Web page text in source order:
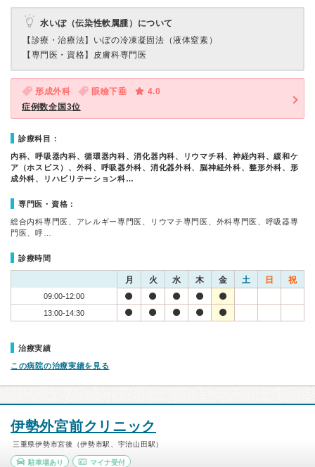
水いぼ（伝染性軟属腫）について
【診療・治療法】 いぼの冷凍凝固法（液体窒素）
【専門医・資格】 皮膚科専門医
形成外科 眼瞼下垂
4.0
症例数全国3位
診療科目：
内科、呼吸器内科、循環器内科、消化器内科、リウマチ科、神経内科、緩和ケ
ア（ホスピス）、外科、呼吸器外科、消化器外科、脳神経外科、整形外科、形
成外科、リハビリテーション科…
専門医・資格：
総合内科専門医、アレルギー専門医、リウマチ専門医、外科専門医、呼吸器専
門医、呼…
診療時間
月 火 水 木 金 土 日 祝
09:00-12:00
13:00-14:30
治療実績
この病院の治療実績を見る
伊勢外宮前クリニック
三重県伊勢市宮後（伊勢市駅、宇治山田駅）
駐車場あり マイナ受付